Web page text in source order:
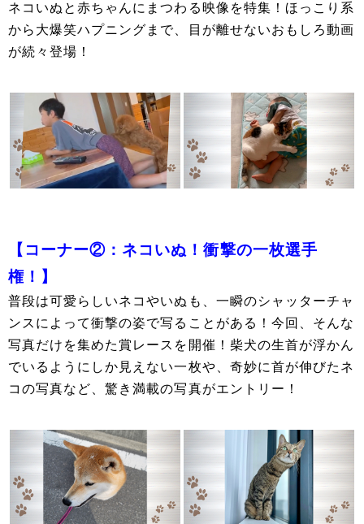
ネコいぬと赤ちゃんにまつわる映像を特集！ほっこり系
から大爆笑ハプニングまで、目が離せないおもしろ動画
が続々登場！
【コーナー②：ネコいぬ！衝撃の一枚選手
権！】
普段は可愛らしいネコやいぬも、一瞬のシャッターチャ
ンスによって衝撃の姿で写ることがある！今回、そんな
写真だけを集めた賞レースを開催！柴犬の生首が浮かん
でいるようにしか見えない一枚や、奇妙に首が伸びたネ
コの写真など、驚き満載の写真がエントリー！